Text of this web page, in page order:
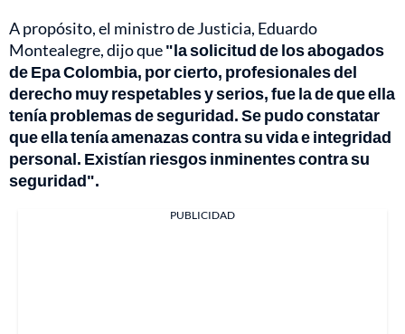
A propósito, el ministro de Justicia, Eduardo
Montealegre, dijo que"la solicitud de los abogados
de Epa Colombia, por cierto, profesionales del
derecho muy respetables y serios, fue la de que ella
tenía problemas de seguridad. Se pudo constatar
que ella tenía amenazas contra su vida e integridad
personal. Existían riesgos inminentes contra su
seguridad".
PUBLICIDAD